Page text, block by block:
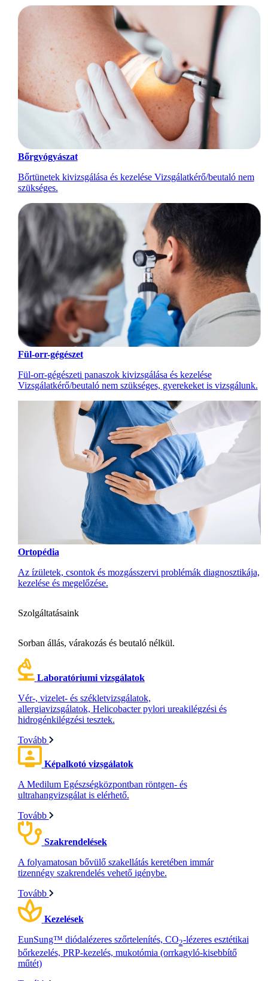
Bőrgyógyászat
Bőrtünetek kivizsgálása és kezelése Vizsgálatkérő/beutaló nem
szükséges.
Fül-orr-gégészet
Fül-orr-gégészeti panaszok kivizsgálása és kezelése
Vizsgálatkérő/beutaló nem szükséges, gyerekeket is vizsgálunk.
Ortopédia
Az ízületek, csontok és mozgásszervi problémák diagnosztikája,
kezelése és megelőzése.
Szolgáltatásaink
Sorban állás, várakozás és beutaló nélkül.
Laboratóriumi vizsgálatok
Vér-, vizelet- és székletvizsgálatok,
allergiavizsgálatok, Helicobacter pylori ureakilégzési és
hidrogénkilégzési tesztek.
Tovább
Képalkotó vizsgálatok
A Medilum Egészségközpontban röntgen- és
ultrahangvizsgálat is elérhető.
Tovább
Szakrendelések
A folyamatosan bővülő szakellátás keretében immár
tizennégy szakrendelés vehető igénybe.
Tovább
Kezelések
EunSung™ diódalézeres szőrtelenítés, CO2-lézeres esztétikai
bőrkezelés, PRP-kezelés, mukotómia (orrkagyló-kisebbítő
műtét)